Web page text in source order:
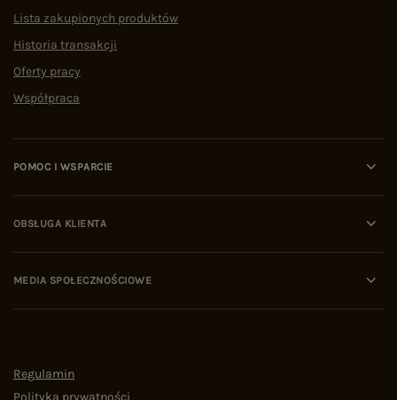
Lista zakupionych produktów
Historia transakcji
Oferty pracy
Współpraca
POMOC I WSPARCIE
OBSŁUGA KLIENTA
MEDIA SPOŁECZNOŚCIOWE
Regulamin
Polityka prywatności